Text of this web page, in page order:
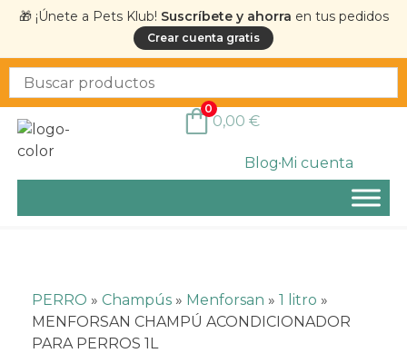
🎁 ¡Únete a Pets Klub! Suscríbete y ahorra en tus pedidos
Crear cuenta gratis
BlogMi cuenta
0
0,00 €
PERRO » Champús » Menforsan » 1 litro »
MENFORSAN CHAMPÚ ACONDICIONADOR
PARA PERROS 1L